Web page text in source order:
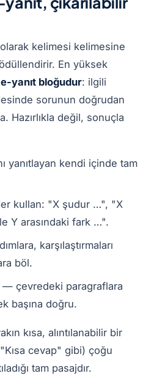
kelimesi kelimesine
En yüksek
yanıt bloğudur: ilgili
sorunun doğrudan
Hazırlıkla değil, sonuçla
yanıtlayan kendi içinde tam
kullan: "X şudur …", "X
Y arasındaki fark …".
karşılaştırmaları
böl.
— çevredeki paragraflara
başına doğru.
kısa, alıntılanabilir bir
cevap" gibi) çoğu
tam pasajdır.